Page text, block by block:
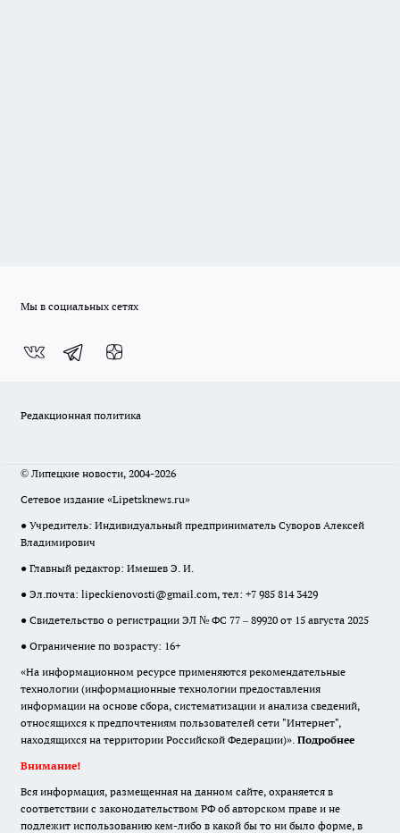
Мы в социальных сетях
Редакционная политика
© Липецкие новости, 2004-2026
Сетевое издание «Lipetsknews.ru»
● Учредитель: Индивидуальный предприниматель Суворов Алексей
Владимирович
● Главный редактор: Имешев Э. И.
● Эл.почта: lipeckienovosti@gmail.com, тел: +7 985 814 3429
● Свидетельство о регистрации ЭЛ № ФС 77 – 89920 от 15 августа 2025
● Ограничение по возрасту: 16+
«На информационном ресурсе применяются рекомендательные
технологии (информационные технологии предоставления
информации на основе сбора, систематизации и анализа сведений,
относящихся к предпочтениям пользователей сети "Интернет",
находящихся на территории Российской Федерации)». Подробнее
Внимание!
Вся информация, размещенная на данном сайте, охраняется в
соответствии с законодательством РФ об авторском праве и не
подлежит использованию кем-либо в какой бы то ни было форме, в